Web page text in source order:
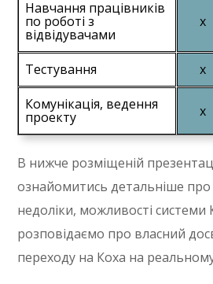
Навчання працівників
по роботі з
відвідувачами
Тестування
Комунікація, ведення
проекту
В нижче розміщеній
ознайомитись детальніше про
недоліки, можливості
розповідаємо про власний
переходу на Коха на